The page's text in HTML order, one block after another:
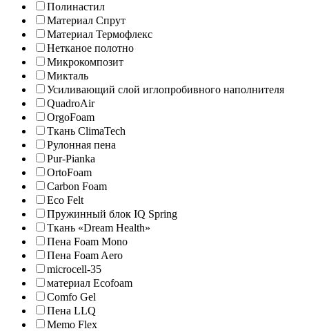
Полинастил
Материал Спрут
Материал Термофлекс
Нетканое полотно
Микрокомпозит
Микталь
Усиливающий слой иглопробивного наполнителя
QuadroAir
OrgoFoam
Ткань ClimaTech
Рулонная пена
Pur-Pianka
OrtoFoam
Carbon Foam
Eco Felt
Пружинный блок IQ Spring
Ткань «Dream Health»
Пена Foam Mono
Пена Foam Aero
microcell-35
материал Ecofoam
Comfo Gel
Пена LLQ
Memo Flex